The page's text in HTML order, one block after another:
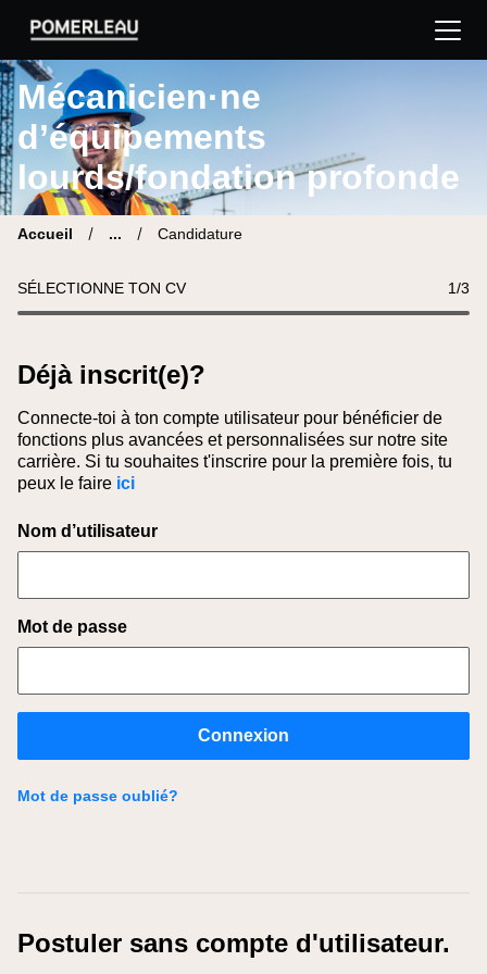
Pomerleau Site carrière | Trouve ton nouveau poste
Mécanicien·ne
d’équipements
lourds/fondation profonde
Accueil ... Candidature
SÉLECTIONNE TON CV 1/3
Déjà inscrit(e)?
Connecte-toi à ton compte utilisateur pour bénéficier de
fonctions plus avancées et personnalisées sur notre site
carrière. Si tu souhaites t'inscrire pour la première fois, tu
peux le faire ici
Connexion
Nom d’utilisateur
Mot de passe
Connexion
Mot de passe oublié?
Postuler sans compte d'utilisateur.